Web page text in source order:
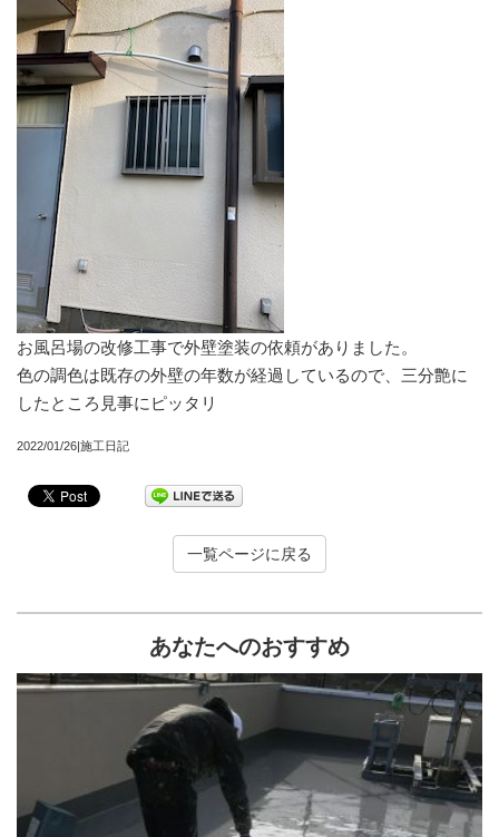
お風呂場の改修工事で外壁塗装の依頼がありました。
色の調色は既存の外壁の年数が経過しているので、三分艶に
したところ見事にピッタリ
2022/01/26|施工日記
一覧ページに戻る
あなたへのおすすめ